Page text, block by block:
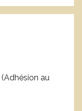
(Adhésion au